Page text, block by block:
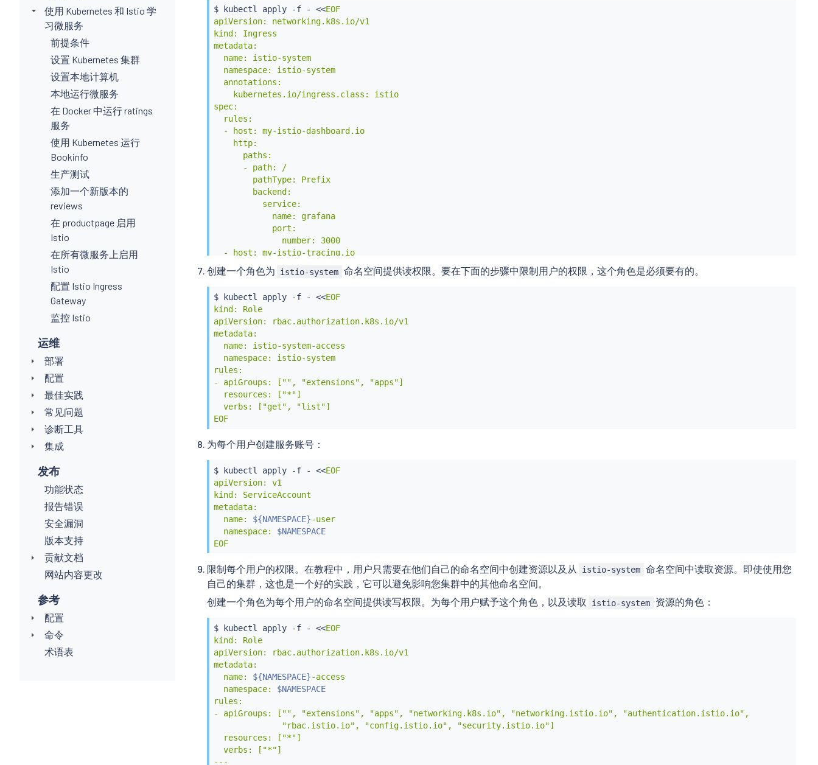
使用 Kubernetes 和 Istio 学
习微服务
前提条件
设置 Kubernetes 集群
设置本地计算机
本地运行微服务
在 Docker 中运行 ratings
服务
使用 Kubernetes 运行
Bookinfo
生产测试
添加一个新版本的
reviews
在 productpage 启用
Istio
在所有微服务上启用
Istio
配置 Istio Ingress
Gateway
监控 Istio
运维
部署
配置
最佳实践
常见问题
诊断工具
集成
发布
功能状态
报告错误
安全漏洞
版本支持
贡献文档
网站内容更改
参考
配置
命令
术语表
$ kubectl apply -f - <<EOF
apiVersion: networking.k8s.io/v1
kind: Ingress
metadata:
  name: istio-system
  namespace: istio-system
  annotations:
    kubernetes.io/ingress.class: istio
spec:
  rules:
  - host: my-istio-dashboard.io
    http:
      paths:
      - path: /
        pathType: Prefix
        backend:
          service:
            name: grafana
            port:
              number: 3000
  - host: my-istio-tracing.io
    http:
      paths:
        pathType: Prefix
        backend:
          service:
            name: tracing
            port:
              number: 9411
  - host: my-istio-logs-database.io
    http:
      paths:
      - path: /
        pathType: Prefix
          service:
            port:
              number: 9090
  - host: my-kiali.io
    http:
      paths:
      - path: /
        pathType: Prefix
          service:
            name: kiali
              number: 20001
创建一个角色为 istio-system 命名空间提供读权限。要在下面的步骤中限制用户的权限，这个角色是必须要有的。
$ kubectl apply -f - <<EOF
kind: Role
apiVersion: rbac.authorization.k8s.io/v1
metadata:
  name: istio-system-access
  namespace: istio-system
rules:
- apiGroups: ["", "extensions", "apps"]
  resources: ["*"]
  verbs: ["get", "list"]
EOF
为每个用户创建服务账号：
$ kubectl apply -f - <<EOF
apiVersion: v1
kind: ServiceAccount
metadata:
  name:
${NAMESPACE}-user
  namespace:
$NAMESPACE
EOF
限制每个用户的权限。在教程中，用户只需要在他们自己的命名空间中创建资源以及从 istio-system 命名空间中读取资源。即使使用您
自己的集群，这也是一个好的实践，它可以避免影响您集群中的其他命名空间。
创建一个角色为每个用户的命名空间提供读写权限。为每个用户赋予这个角色，以及读取
istio-system 资源的角色：
$ kubectl apply -f - <<EOF
kind: Role
apiVersion: rbac.authorization.k8s.io/v1
metadata:
  name:
${NAMESPACE}-access
  namespace:
$NAMESPACE
rules:
- apiGroups: ["", "extensions", "apps", "networking.k8s.io", "networking.istio.io", "authentication.istio.io",
              "rbac.istio.io", "config.istio.io", "security.istio.io"]
  resources: ["*"]
  verbs: ["*"]
---